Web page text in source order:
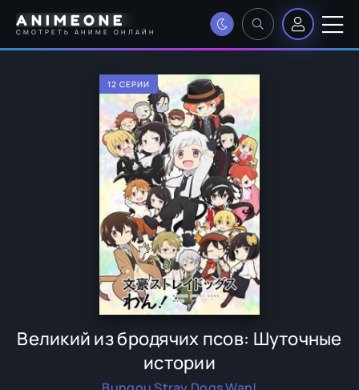
ANIMEONE
СМОТРЕТЬ АНИМЕ ОНЛАЙН
12 СЕРИИ
Великий из бродячих псов: Шуточные
истории